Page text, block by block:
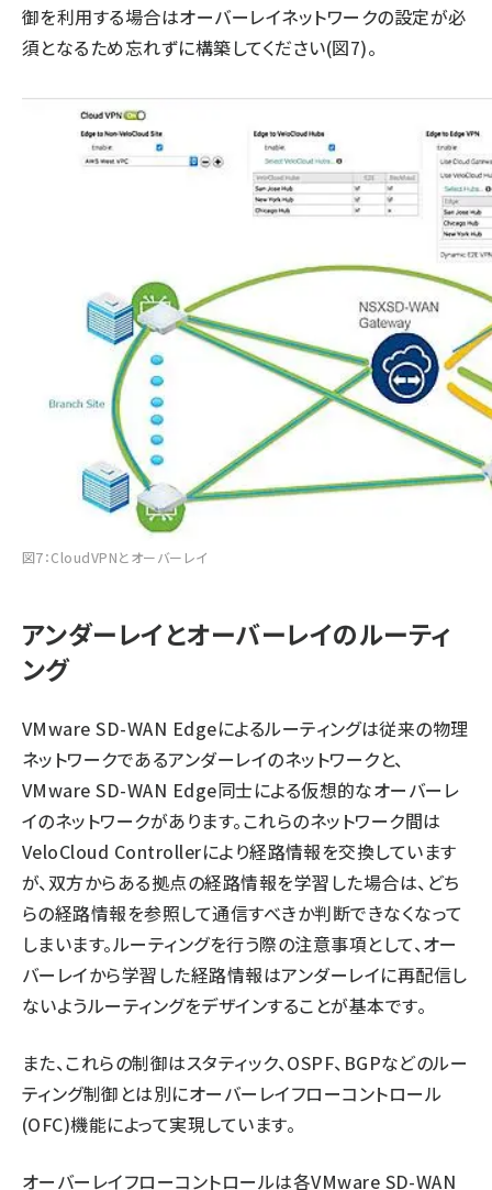
御を利用する場合はオーバーレイネットワークの設定が必
須となるため忘れずに構築してください(図7)。
図7：CloudVPNとオーバーレイ
アンダーレイとオーバーレイのルーティ
ング
VMware SD-WAN Edgeによるルーティングは従来の物理
ネットワークであるアンダーレイのネットワークと、
VMware SD-WAN Edge同士による仮想的なオーバーレ
イのネットワークがあります。これらのネットワーク間は
VeloCloud Controllerにより経路情報を交換しています
が、双方からある拠点の経路情報を学習した場合は、どち
らの経路情報を参照して通信すべきか判断できなくなって
しまいます。ルーティングを行う際の注意事項として、オー
バーレイから学習した経路情報はアンダーレイに再配信し
ないようルーティングをデザインすることが基本です。
また、これらの制御はスタティック、OSPF、BGPなどのルー
ティング制御とは別にオーバーレイフローコントロール
(OFC)機能によって実現しています。
オーバーレイフローコントロールは各VMware SD-WAN